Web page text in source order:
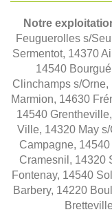
Notre
Feuguerolles s/
Sermentot, 14370
14540
Clinchamps s/
Marmion, 14630
14540
Ville, 14320 May
Campagne,
Cramesnil, 14320
Fontenay, 14540
Barbery, 14220